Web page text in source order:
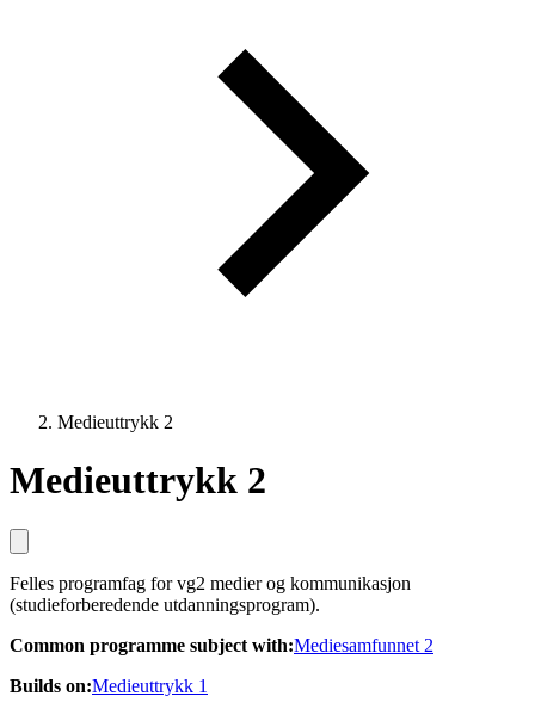
Medieuttrykk 2
Medieuttrykk 2
Felles programfag for vg2 medier og kommunikasjon
(studieforberedende utdanningsprogram).
Common programme subject with:Mediesamfunnet 2
Builds on:Medieuttrykk 1